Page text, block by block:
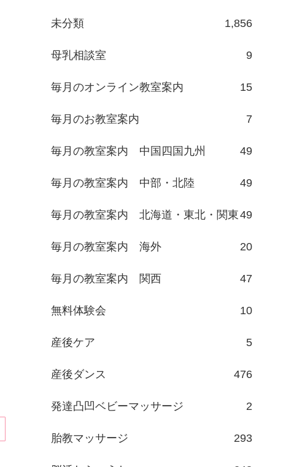
未分類 1,856
母乳相談室 9
毎月のオンライン教室案内 15
毎月のお教室案内 7
毎月の教室案内 中国四国九州 49
毎月の教室案内 中部・北陸 49
毎月の教室案内 北海道・東北・関東49
毎月の教室案内 海外 20
毎月の教室案内 関西 47
無料体験会 10
産後ケア 5
産後ダンス 476
発達凸凹ベビーマッサージ 2
胎教マッサージ 293